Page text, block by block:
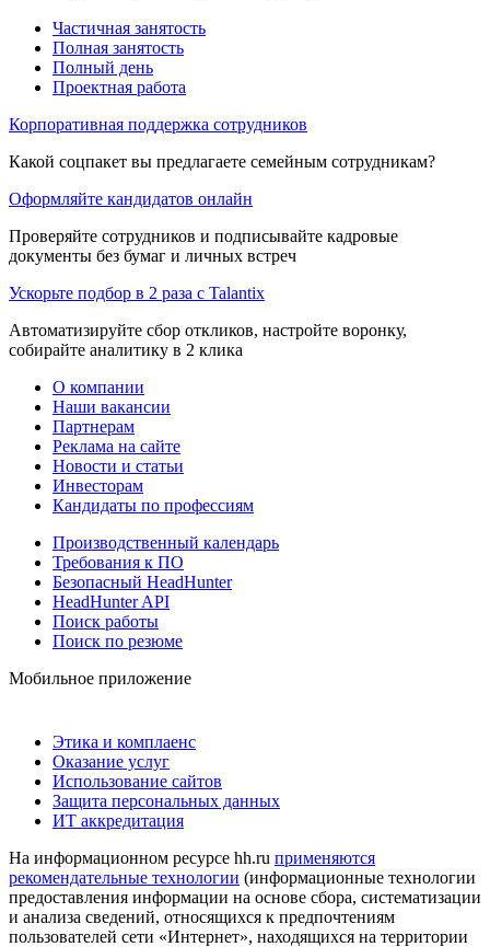
Частичная занятость
Полная занятость
Полный день
Проектная работа
Корпоративная поддержка сотрудников
Какой соцпакет вы предлагаете семейным сотрудникам?
Оформляйте кандидатов онлайн
Проверяйте сотрудников и подписывайте кадровые
документы без бумаг и личных встреч
Ускорьте подбор в 2 раза с Talantix
Автоматизируйте сбор откликов, настройте воронку,
собирайте аналитику в 2 клика
О компании
Наши вакансии
Партнерам
Реклама на сайте
Новости и статьи
Инвесторам
Кандидаты по профессиям
Производственный календарь
Требования к ПО
Безопасный HeadHunter
HeadHunter API
Поиск работы
Поиск по резюме
Мобильное приложение
Этика и комплаенс
Оказание услуг
Использование сайтов
Защита персональных данных
ИТ аккредитация
На информационном ресурсе hh.ru применяются
рекомендательные технологии (информационные технологии
предоставления информации на основе сбора, систематизации
и анализа сведений, относящихся к предпочтениям
пользователей сети «Интернет», находящихся на территории